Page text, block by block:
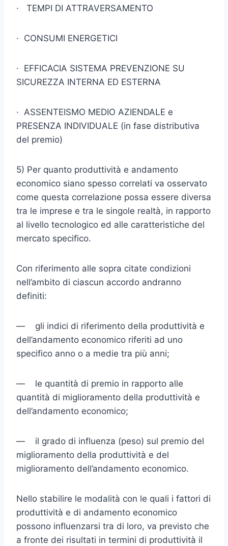
· TEMPI DI ATTRAVERSAMENTO
· CONSUMI ENERGETICI
· EFFICACIA SISTEMA PREVENZIONE SU
SICUREZZA INTERNA ED ESTERNA
· ASSENTEISMO MEDIO AZIENDALE e
PRESENZA INDIVIDUALE (in fase distributiva
del premio)
5) Per quanto produttività e andamento
economico siano spesso cor­relati va osservato
come questa correlazione possa essere diversa
tra le imprese e tra le singole realtà, in rapporto
al livello tecnolo­gico ed alle caratteristiche del
mercato specifico.
Con riferimento alle sopra citate condizioni
nell’ambito di ciascun accordo andranno
definiti:
— gli indici di riferimento della produttività e
dell’andamento economico riferiti ad uno
specifico anno o a medie tra più anni;
— le quantità di premio in rapporto alle
quantità di miglioramento della produttività e
dell’andamento economico;
— il grado di influenza (peso) sul premio del
miglioramento della produttività e del
miglioramento dell’andamento economico.
Nello stabilire le modalità con le quali i fattori di
produttività e di an­damento economico
possono influenzarsi tra di loro, va previsto che
a fronte dei risultati in termini di produttività il